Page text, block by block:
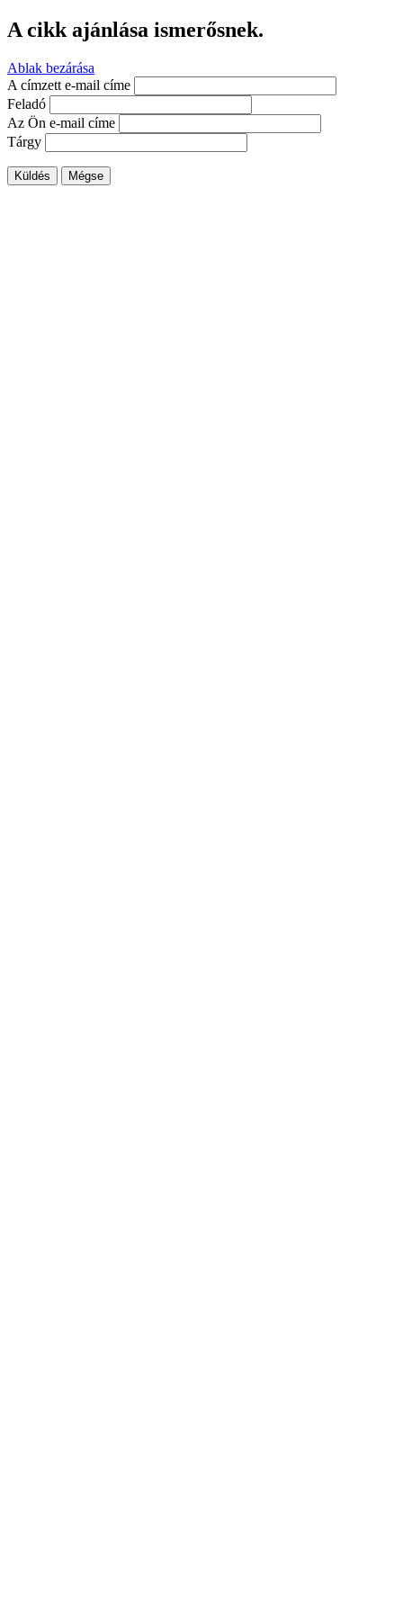
A cikk ajánlása ismerősnek.
Ablak bezárása
A címzett e-mail címe
Feladó
Az Ön e-mail címe
Tárgy
Küldés Mégse